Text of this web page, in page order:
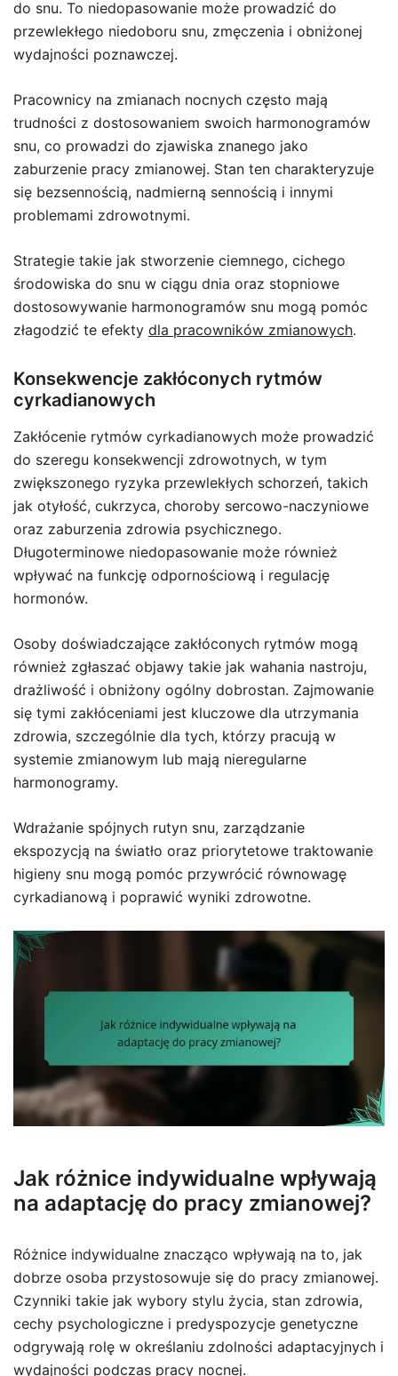
do snu. To niedopasowanie może prowadzić do
przewlekłego niedoboru snu, zmęczenia i obniżonej
wydajności poznawczej.
Pracownicy na zmianach nocnych często mają
trudności z dostosowaniem swoich harmonogramów
snu, co prowadzi do zjawiska znanego jako
zaburzenie pracy zmianowej. Stan ten charakteryzuje
się bezsennością, nadmierną sennością i innymi
problemami zdrowotnymi.
Strategie takie jak stworzenie ciemnego, cichego
środowiska do snu w ciągu dnia oraz stopniowe
dostosowywanie harmonogramów snu mogą pomóc
złagodzić te efekty dla pracowników zmianowych.
Konsekwencje zakłóconych rytmów
cyrkadianowych
Zakłócenie rytmów cyrkadianowych może prowadzić
do szeregu konsekwencji zdrowotnych, w tym
zwiększonego ryzyka przewlekłych schorzeń, takich
jak otyłość, cukrzyca, choroby sercowo-naczyniowe
oraz zaburzenia zdrowia psychicznego.
Długoterminowe niedopasowanie może również
wpływać na funkcję odpornościową i regulację
hormonów.
Osoby doświadczające zakłóconych rytmów mogą
również zgłaszać objawy takie jak wahania nastroju,
drażliwość i obniżony ogólny dobrostan. Zajmowanie
się tymi zakłóceniami jest kluczowe dla utrzymania
zdrowia, szczególnie dla tych, którzy pracują w
systemie zmianowym lub mają nieregularne
harmonogramy.
Wdrażanie spójnych rutyn snu, zarządzanie
ekspozycją na światło oraz priorytetowe traktowanie
higieny snu mogą pomóc przywrócić równowagę
cyrkadianową i poprawić wyniki zdrowotne.
Jak różnice indywidualne wpływają
na adaptację do pracy zmianowej?
Różnice indywidualne znacząco wpływają na to, jak
dobrze osoba przystosowuje się do pracy zmianowej.
Czynniki takie jak wybory stylu życia, stan zdrowia,
cechy psychologiczne i predyspozycje genetyczne
odgrywają rolę w określaniu zdolności adaptacyjnych i
wydajności podczas pracy nocnej.